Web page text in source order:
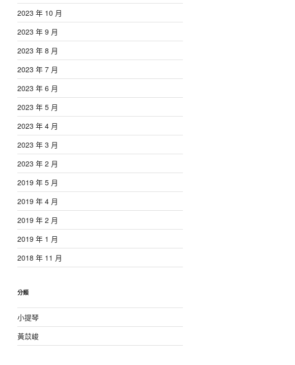
2023 年 10 月
2023 年 9 月
2023 年 8 月
2023 年 7 月
2023 年 6 月
2023 年 5 月
2023 年 4 月
2023 年 3 月
2023 年 2 月
2019 年 5 月
2019 年 4 月
2019 年 2 月
2019 年 1 月
2018 年 11 月
分類
小提琴
黃苡峻